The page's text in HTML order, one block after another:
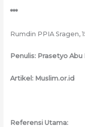
***
Rumdin PPIA Sragen,
Penulis: Prasetyo Abu
Artikel: Muslim.or.id
Referensi Utama: